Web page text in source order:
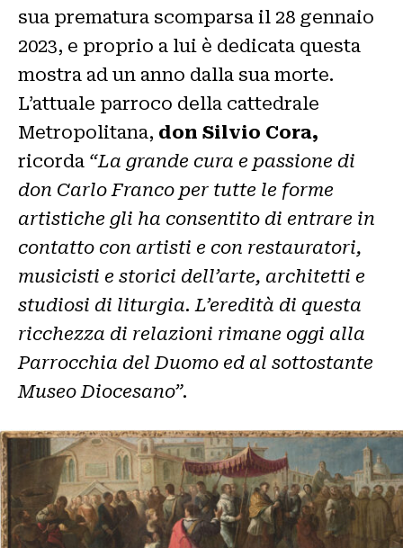
sua prematura scomparsa il 28 gennaio
2023, e proprio a lui è dedicata questa
mostra ad un anno dalla sua morte.
L’attuale parroco della cattedrale
Metropolitana, don Silvio Cora,
ricorda “La grande cura e passione di
don Carlo Franco per tutte le forme
artistiche gli ha consentito di entrare in
contatto con artisti e con restauratori,
musicisti e storici dell’arte, architetti e
studiosi di liturgia. L’eredità di questa
ricchezza di relazioni rimane oggi alla
Parrocchia del Duomo ed al sottostante
Museo Diocesano”.